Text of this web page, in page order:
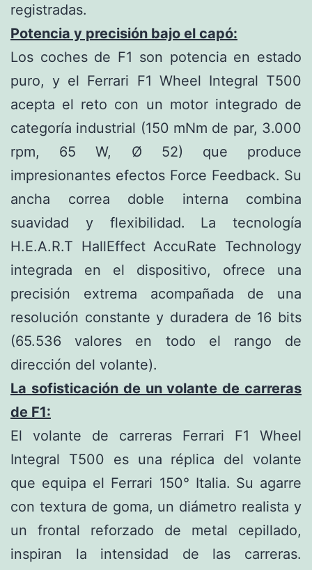
registradas.
Potencia y precisión bajo el capó:
Los coches de F1 son potencia en estado
puro, y el Ferrari F1 Wheel Integral T500
acepta el reto con un motor integrado de
categoría industrial (150 mNm de par, 3.000
rpm, 65 W, Ø 52) que produce
impresionantes efectos Force Feedback. Su
ancha correa doble interna combina
suavidad y flexibilidad.
La tecnología
H.E.A.R.T HallEffect AccuRate Technology
integrada en el dispositivo, ofrece una
precisión extrema acompañada de una
resolución constante y duradera de 16 bits
(65.536 valores en todo el rango de
dirección del volante).
La sofisticación de un volante de carreras
de F1:
El volante de carreras Ferrari F1 Wheel
Integral T500 es una réplica del volante
que equipa el Ferrari 150° Italia. Su agarre
con textura de goma, un diámetro realista y
un frontal reforzado de metal cepillado,
inspiran la intensidad de las carreras.